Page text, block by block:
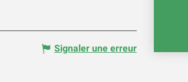
Signaler une erreur